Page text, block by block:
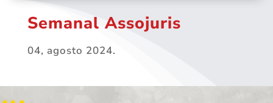
Semanal Assojuris
04, agosto 2024.